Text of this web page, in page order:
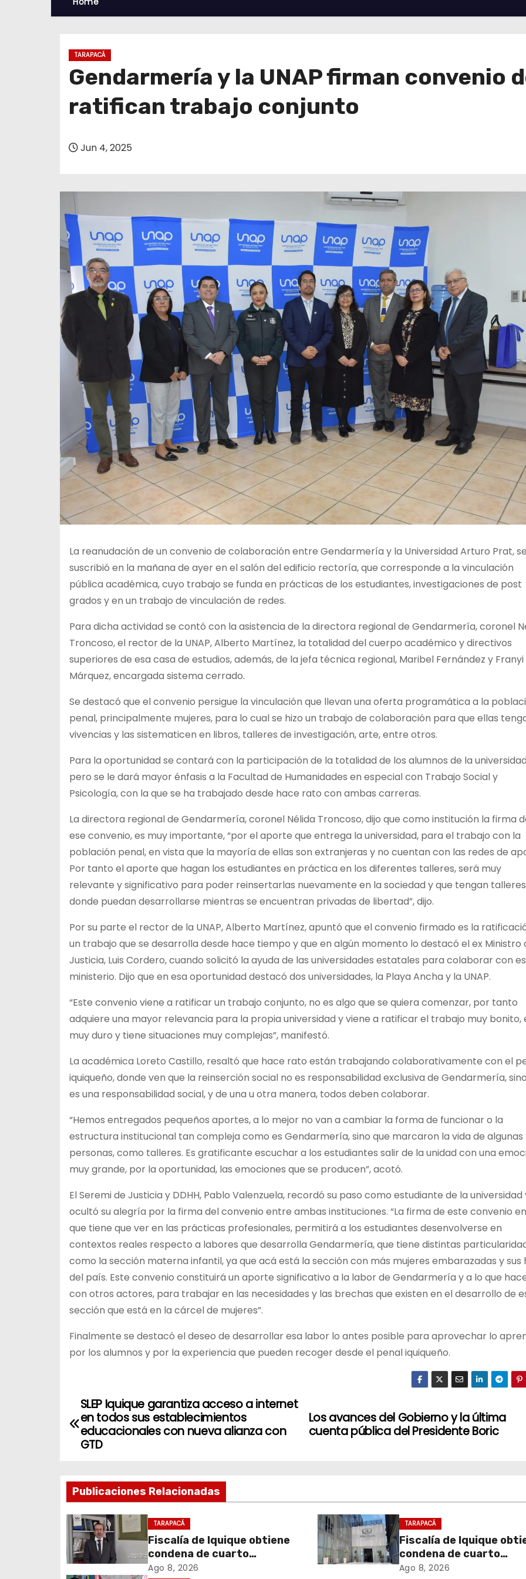
TARAPACÁ
Gendarmería y la UNAP firman convenio
ratifican trabajo conjunto
Jun 4, 2025
La reanudación de un convenio de colaboración entre Gendarmería y la Universidad Arturo Prat, se
suscribió en la mañana de ayer en el salón del edificio rectoría, que corresponde a la vinculación
pública académica, cuyo trabajo se funda en prácticas de los estudiantes, investigaciones de post
grados y en un trabajo de vinculación de redes.
Para dicha actividad se contó con la asistencia de la directora regional de Gendarmería, coronel
Troncoso, el rector de la UNAP, Alberto Martínez, la totalidad del cuerpo académico y directivos
superiores de esa casa de estudios, además, de la jefa técnica regional, Maribel Fernández y Franyi
Márquez, encargada sistema cerrado.
Se destacó que el convenio persigue la vinculación que llevan una oferta programática a la
penal, principalmente mujeres, para lo cual se hizo un trabajo de colaboración para que ellas
vivencias y las sistematicen en libros, talleres de investigación, arte, entre otros.
Para la oportunidad se contará con la participación de la totalidad de los alumnos de la
pero se le dará mayor énfasis a la Facultad de Humanidades en especial con Trabajo Social y
Psicología, con la que se ha trabajado desde hace rato con ambas carreras.
La directora regional de Gendarmería, coronel Nélida Troncoso, dijo que como institución la firma
ese convenio, es muy importante, “por el aporte que entrega la universidad, para el trabajo con la
población penal, en vista que la mayoría de ellas son extranjeras y no cuentan con las redes de
Por tanto el aporte que hagan los estudiantes en práctica en los diferentes talleres, será muy
relevante y significativo para poder reinsertarlas nuevamente en la sociedad y que tengan talleres
donde puedan desarrollarse mientras se encuentran privadas de libertad”, dijo.
Por su parte el rector de la UNAP, Alberto Martínez, apuntó que el convenio firmado es la
un trabajo que se desarrolla desde hace tiempo y que en algún momento lo destacó el ex Ministro
Justicia, Luis Cordero, cuando solicitó la ayuda de las universidades estatales para colaborar con
ministerio. Dijo que en esa oportunidad destacó dos universidades, la Playa Ancha y la UNAP.
“Este convenio viene a ratificar un trabajo conjunto, no es algo que se quiera comenzar, por tanto
adquiere una mayor relevancia para la propia universidad y viene a ratificar el trabajo muy bonito,
muy duro y tiene situaciones muy complejas”, manifestó.
La académica Loreto Castillo, resaltó que hace rato están trabajando colaborativamente con el
iquiqueño, donde ven que la reinserción social no es responsabilidad exclusiva de Gendarmería,
es una responsabilidad social, y de una u otra manera, todos deben colaborar.
“Hemos entregados pequeños aportes, a lo mejor no van a cambiar la forma de funcionar o la
estructura institucional tan compleja como es Gendarmería, sino que marcaron la vida de algunas
personas, como talleres. Es gratificante escuchar a los estudiantes salir de la unidad con una
muy grande, por la oportunidad, las emociones que se producen”, acotó.
El Seremi de Justicia y DDHH, Pablo Valenzuela, recordó su paso como estudiante de la universidad
ocultó su alegría por la firma del convenio entre ambas instituciones. “La firma de este convenio
que tiene que ver en las prácticas profesionales, permitirá a los estudiantes desenvolverse en
contextos reales respecto a labores que desarrolla Gendarmería, que tiene distintas
como la sección materna infantil, ya que acá está la sección con más mujeres embarazadas y sus
del país. Este convenio constituirá un aporte significativo a la labor de Gendarmería y a lo que
con otros actores, para trabajar en las necesidades y las brechas que existen en el desarrollo de
sección que está en la cárcel de mujeres”.
Finalmente se destacó el deseo de desarrollar esa labor lo antes posible para aprovechar lo
por los alumnos y por la experiencia que pueden recoger desde el penal iquiqueño.
N
a
e
g
a
c
Los avances del Gobierno y la última
cuenta pública del Presidente Boric
SLEP Iquique garantiza acceso a internet
en todos sus establecimientos
educacionales con nueva alianza con
GTD
Publicaciones Relacionadas
TARAPACÁ
Fiscalía de Iquique obtiene
condena de cuarto
participante en violento
Ago 8, 2026
TARAPACÁ
Fiscalía de Iquique
condena de cuarto
participante en violento
Ago 8, 2026